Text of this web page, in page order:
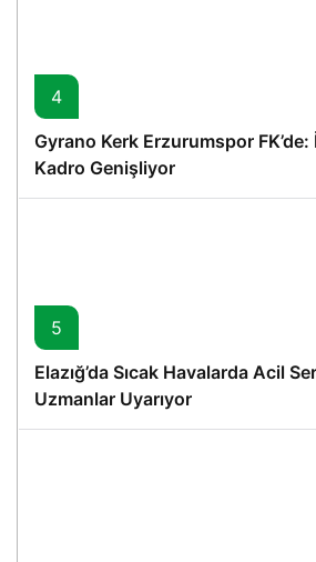
4
Gyrano Kerk Erzurumspor FK’de:
Kadro Genişliyor
5
Elazığ’da Sıcak Havalarda Acil
Uzmanlar Uyarıyor